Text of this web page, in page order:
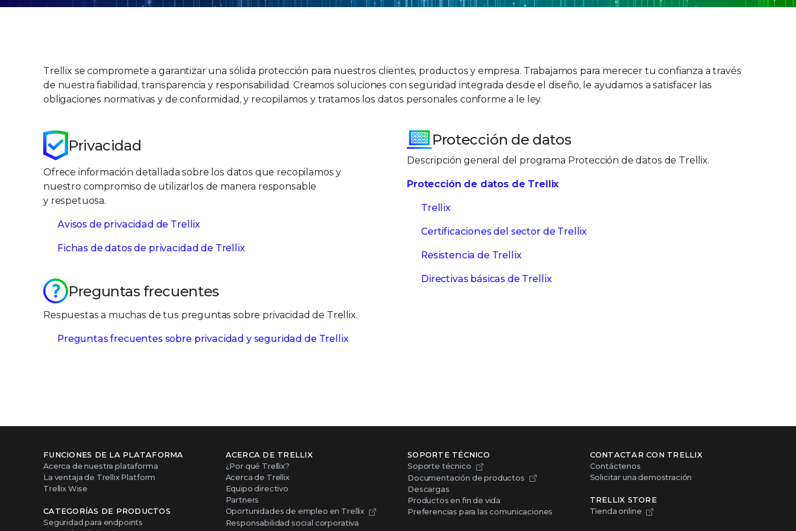
Trellix se compromete a garantizar una sólida protección para nuestros clientes, productos y empresa. Trabajamos para merecer tu confianza a través
de nuestra fiabilidad, transparencia y responsabilidad. Creamos soluciones con seguridad integrada desde el diseño, le ayudamos a satisfacer las
obligaciones normativas y de conformidad, y recopilamos y tratamos los datos personales conforme a le ley.
Privacidad
Ofrece información detallada sobre los datos que recopilamos y
nuestro compromiso de utilizarlos de manera responsable
y respetuosa.
Avisos de privacidad de Trellix
Fichas de datos de privacidad de Trellix
Preguntas frecuentes
Respuestas a muchas de tus preguntas sobre privacidad de Trellix.
Preguntas frecuentes sobre privacidad y seguridad de Trellix
Protección de datos
Descripción general del programa Protección de datos de Trellix.
Protección de datos de Trellix
Trellix
Certificaciones del sector de Trellix
Resistencia de Trellix
Directivas básicas de Trellix
FUNCIONES DE LA PLATAFORMA
Acerca de nuestra plataforma
La ventaja de Trellix Platform
Trellix Wise
CATEGORÍAS DE PRODUCTOS
Seguridad para endpoints
ACERCA DE TRELLIX
¿Por qué Trellix?
Acerca de Trellix
Equipo directivo
Partners
Oportunidades de empleo en Trellix
Responsabilidad social corporativa
SOPORTE TÉCNICO
Soporte técnico
Documentación de productos
Descargas
Productos en fin de vida
Preferencias para las comunicaciones
CONTACTAR CON TRELLIX
Contáctenos
Solicitar una demostración
TRELLIX STORE
Tienda online